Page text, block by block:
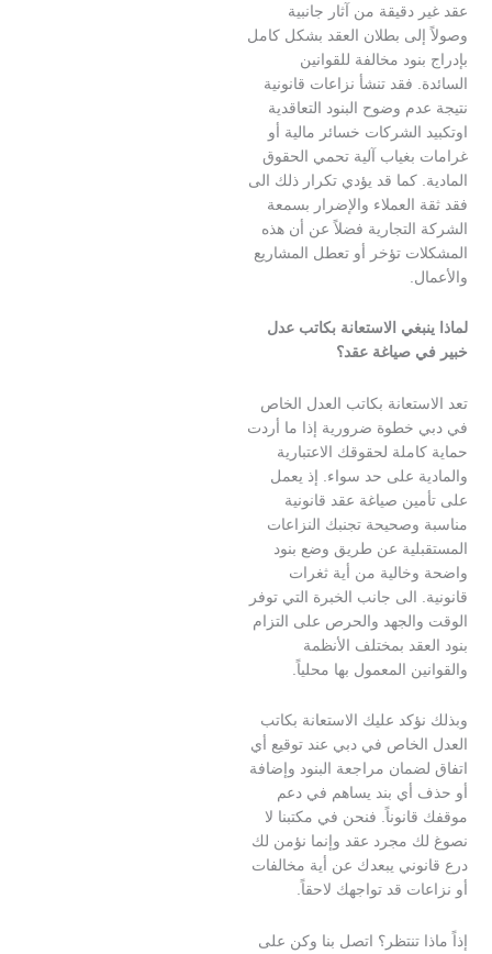
من آثار جانبية
بطلان العقد بشكل كامل
مخالفة للقوانين
فقد تنشأ نزاعات قانونية
وضوح البنود التعاقدية
الشركات خسائر مالية أو
آلية تحمي الحقوق
كما قد يؤدي تكرار ذلك الى
والإضرار بسمعة
فضلاً عن أن هذه
تؤخر أو تعطل المشاريع
الاستعانة بكاتب عدل
صياغة عقد؟
بكاتب العدل الخاص
ضرورية إذا ما أردت
لحقوقك الاعتبارية
على حد سواء. إذ يعمل
صياغة عقد قانونية
تجنبك النزاعات
عن طريق وضع بنود
من أية ثغرات
الى جانب الخبرة التي توفر
والحرص على التزام
بمختلف الأنظمة
المعمول بها محلياً.
عليك الاستعانة بكاتب
في دبي عند توقيع أي
مراجعة البنود وإضافة
بند يساهم في دعم
فنحن في مكتبنا لا
مجرد عقد وإنما نؤمن لك
يبعدك عن أية مخالفات
قد تواجهك لاحقاً.
تنتظر؟ اتصل بنا وكن على